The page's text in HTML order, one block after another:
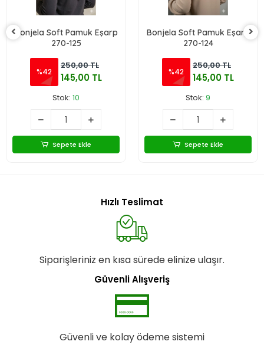
Bonjela Soft Pamuk Eşarp
270-125
%42
250,00 TL
145,00 TL
Stok: 10
Sepete Ekle
Bonjela Soft Pamuk Eşarp
270-124
%42
250,00 TL
145,00 TL
Stok: 9
Sepete Ekle
Hızlı Teslimat
Siparişleriniz en kısa sürede elinize ulaşır.
Güvenli Alışveriş
Güvenli ve kolay ödeme sistemi